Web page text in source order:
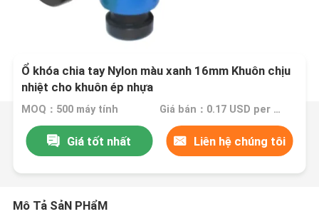
Ổ khóa chia tay Nylon màu xanh 16mm Khuôn chịu
nhiệt cho khuôn ép nhựa
MOQ：500 máy tính Giá bán：0.17 USD per piece
Giá tốt nhất Liên hệ chúng tôi
Mô Tả SảN PHẩM